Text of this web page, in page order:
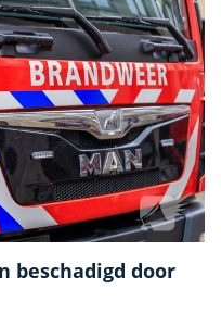
beschadigd door